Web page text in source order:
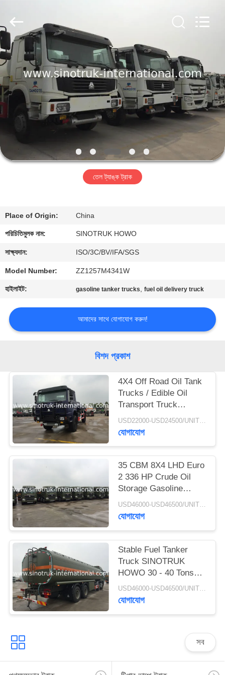
বাড়ি
পণ্য
আমাদের
সম্বন্ধে
কারখানা
গুণমান
নিয়ন্ত্রণ
আমাদের
সাথে
একটি
করুন
সাইট
ম্যাপ
গোপনীয়তা
LTD..
All
Rights
Reserved.
তেল ট্যাঙ্ক ট্রাক
Place of Origin: China
পরিচিতিমুলক নাম: SINOTRUK HOWO
সাক্ষ্যদান: ISO/3C/BV/IFA/SGS
Model Number: ZZ1257M4341W
হাইলাইট: gasoline tanker trucks,fuel oil delivery truck
আমাদের সাথে যোগাযোগ করুন!
বিশদ প্রকাশ
4X4 Off Road Oil Tank
Trucks / Edible Oil
Transport Truck
Hydraulically Clutch
USD22000-USD24500/UNIT)negotiation MOQ:1 Unit
যোগাযোগ
35 CBM 8X4 LHD Euro
2 336 HP Crude Oil
Storage Gasoline
Tanker Trucks ISO
Approved
USD46000-USD46500/UNIT)negotiation MOQ:1 Unit
যোগাযোগ
Stable Fuel Tanker
Truck SINOTRUK
HOWO 30 - 40 Tons
For Oil Transportation
8X4 RHD
USD46000-USD46500/UNIT)negotiation MOQ:1 Unit
যোগাযোগ
সব